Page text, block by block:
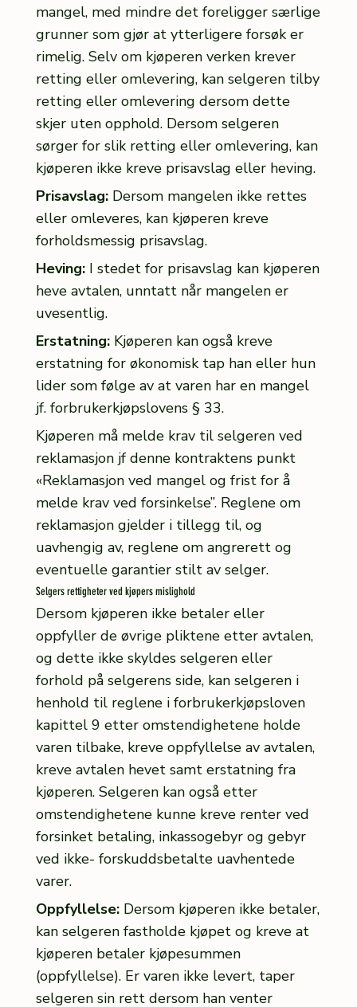
mangel, med mindre det foreligger særlige
grunner som gjør at ytterligere forsøk er
rimelig. Selv om kjøperen verken krever
retting eller omlevering, kan selgeren tilby
retting eller omlevering dersom dette
skjer uten opphold. Dersom selgeren
sørger for slik retting eller omlevering, kan
kjøperen ikke kreve prisavslag eller heving.
Prisavslag:Dersom mangelen ikke rettes
eller omleveres, kan kjøperen kreve
forholdsmessig prisavslag.
Heving:I stedet for prisavslag kan kjøperen
heve avtalen, unntatt når mangelen er
uvesentlig.
Erstatning:Kjøperen kan også kreve
erstatning for økonomisk tap han eller hun
lider som følge av at varen har en mangel
jf. forbrukerkjøpslovens § 33.
Kjøperen må melde krav til selgeren ved
reklamasjon jf denne kontraktens punkt
«Reklamasjon ved mangel og frist for å
melde krav ved forsinkelse”. Reglene om
reklamasjon gjelder i tillegg til, og
uavhengig av, reglene om angrerett og
eventuelle garantier stilt av selger.
Selgers rettigheter ved kjøpers mislighold
Dersom kjøperen ikke betaler eller
oppfyller de øvrige pliktene etter avtalen,
og dette ikke skyldes selgeren eller
forhold på selgerens side, kan selgeren i
henhold til reglene i forbrukerkjøpsloven
kapittel 9 etter omstendighetene holde
varen tilbake, kreve oppfyllelse av avtalen,
kreve avtalen hevet samt erstatning fra
kjøperen. Selgeren kan også etter
omstendighetene kunne kreve renter ved
forsinket betaling, inkassogebyr og gebyr
ved ikke- forskuddsbetalte uavhentede
varer.
Oppfyllelse:Dersom kjøperen ikke betaler,
kan selgeren fastholde kjøpet og kreve at
kjøperen betaler kjøpesummen
(oppfyllelse). Er varen ikke levert, taper
selgeren sin rett dersom han venter